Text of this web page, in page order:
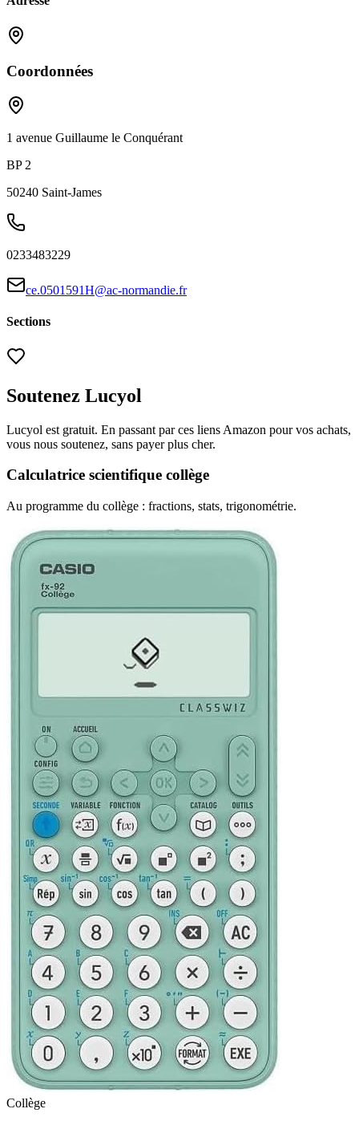
Coordonnées
1 avenue Guillaume le Conquérant
BP 2
50240 Saint-James
0233483229
ce.0501591H@ac-normandie.fr
Sections
Soutenez Lucyol
Lucyol est gratuit. En passant par ces liens Amazon pour vos achats,
vous nous soutenez, sans payer plus cher.
Calculatrice scientifique collège
Au programme du collège : fractions, stats, trigonométrie.
Collège